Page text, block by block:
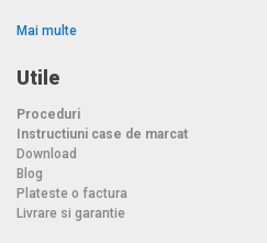
Mai multe
Utile
Proceduri
Instructiuni case de marcat
Download
Blog
Plateste o factura
Livrare si garantie